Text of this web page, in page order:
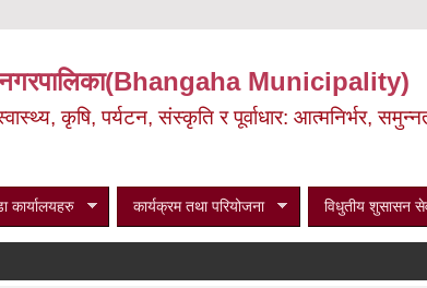
Municipality)
कृषि, पर्यटन, संस्कृति र पूर्वाधार: आत्मनिर्भर,
कार्यालयहरु कार्यक्रम तथा परियोजना विधुतीय शुसासन